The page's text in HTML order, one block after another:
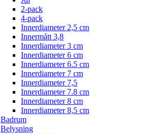
2-pack
4-pack
Innerdiameter 2,5 cm
Innermått 3,8
Innerdiameter 3 cm
Innerdiameter 6 cm
Innerdiameter 6.5 cm
Innerdiameter 7 cm
Innerdiameter 7,5
Innerdiameter 7.8 cm
Innerdiameter 8 cm
Innerdiameter 8,5 cm
Badrum
Belysning